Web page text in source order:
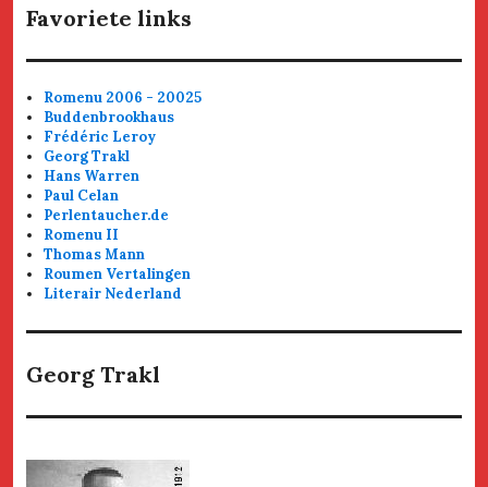
Favoriete links
Romenu 2006 - 20025
Buddenbrookhaus
Frédéric Leroy
Georg Trakl
Hans Warren
Paul Celan
Perlentaucher.de
Romenu II
Thomas Mann
Roumen Vertalingen
Literair Nederland
Georg Trakl